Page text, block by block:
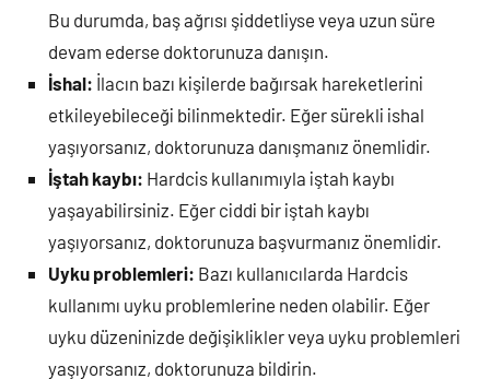
Bu durumda, baş ağrısı şiddetliyse veya uzun süre
devam ederse doktorunuza danışın.
İshal: İlacın bazı kişilerde bağırsak hareketlerini
etkileyebileceği bilinmektedir. Eğer sürekli ishal
yaşıyorsanız, doktorunuza danışmanız önemlidir.
İştah kaybı: Hardcis kullanımıyla iştah kaybı
yaşayabilirsiniz. Eğer ciddi bir iştah kaybı
yaşıyorsanız, doktorunuza başvurmanız önemlidir.
Uyku problemleri: Bazı kullanıcılarda Hardcis
kullanımı uyku problemlerine neden olabilir. Eğer
uyku düzeninizde değişiklikler veya uyku problemleri
yaşıyorsanız, doktorunuza bildirin.